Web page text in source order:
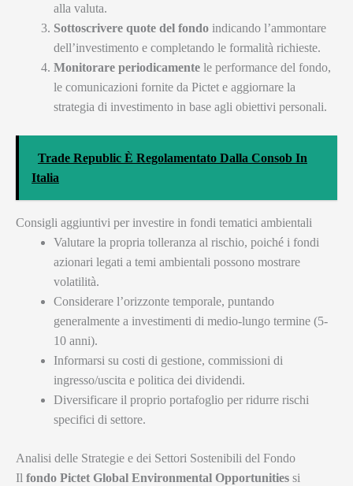
alla valuta.
Sottoscrivere quote del fondo indicando l’ammontare
dell’investimento e completando le formalità richieste.
Monitorare periodicamente le performance del fondo,
le comunicazioni fornite da Pictet e aggiornare la
strategia di investimento in base agli obiettivi personali.
Trade Republic È Regolamentato Dalla Consob In
Italia
Consigli aggiuntivi per investire in fondi tematici ambientali
Valutare la propria tolleranza al rischio, poiché i fondi
azionari legati a temi ambientali possono mostrare
volatilità.
Considerare l’orizzonte temporale, puntando
generalmente a investimenti di medio-lungo termine (5-
10 anni).
Informarsi su costi di gestione, commissioni di
ingresso/uscita e politica dei dividendi.
Diversificare il proprio portafoglio per ridurre rischi
specifici di settore.
Analisi delle Strategie e dei Settori Sostenibili del Fondo
Il fondo Pictet Global Environmental Opportunities si